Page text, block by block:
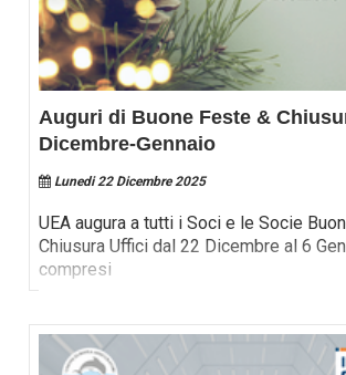
Auguri di Buone Feste &
Dicembre-Gennaio
Lunedi 22 Dicembre 2025
UEA augura a tutti i Soci e le Socie
Chiusura Uffici dal 22 Dicembre al 6
compresi